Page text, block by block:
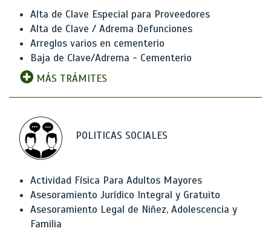
Alta de Clave Especial para Proveedores
Alta de Clave / Adrema Defunciones
Arreglos varios en cementerio
Baja de Clave/Adrema - Cementerio
MÁS TRÁMITES
POLITICAS SOCIALES
Actividad Física Para Adultos Mayores
Asesoramiento Jurídico Integral y Gratuito
Asesoramiento Legal de Niñez, Adolescencia y
Familia